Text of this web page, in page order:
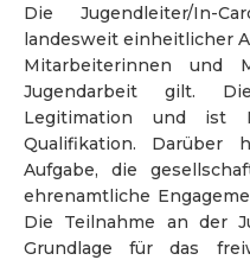
Die Jugendleiter/In-
landesweit einheitlicher
Mitarbeiterinnen und
Jugendarbeit gilt.
Legitimation und ist
Qualifikation. Darüber
Aufgabe, die
ehrenamtliche
Die Teilnahme an der
Grundlage für das